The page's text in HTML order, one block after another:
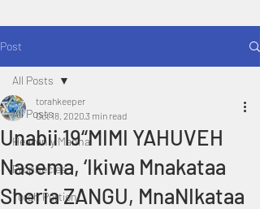
Post
All Posts
Heavenly Manna
Prophecies
Torah Portion
All Posts
Unabii 19“MIMI YAHUVEH
Nasema, ‘Ikiwa Mnakataa
Sheria ZANGU, MnaNIkataa
torahkeeper
Oct 18, 20203 min read